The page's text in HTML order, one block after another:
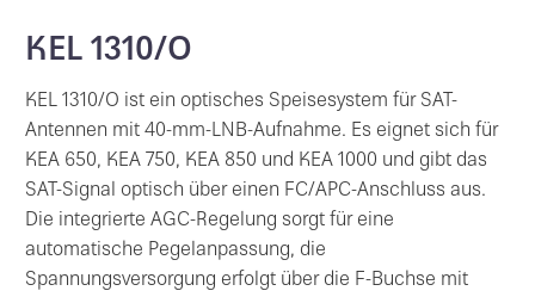
KEL 1310/O
KEL 1310/O ist ein optisches Speisesystem für SAT-
Antennen mit 40-mm-LNB-Aufnahme. Es eignet sich für
KEA 650, KEA 750, KEA 850 und KEA 1000 und gibt das
SAT-Signal optisch über einen FC/APC-Anschluss aus.
Die integrierte AGC-Regelung sorgt für eine
automatische Pegelanpassung, die
Spannungsversorgung erfolgt über die F-Buchse mit